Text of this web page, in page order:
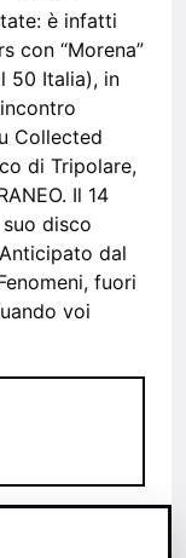
è infatti
con “Morena”
50 Italia), in
Collected
di Tripolare,
Il 14
disco
dal
fuori
voi